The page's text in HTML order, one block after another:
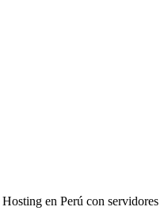
Hosting en Perú con servidores